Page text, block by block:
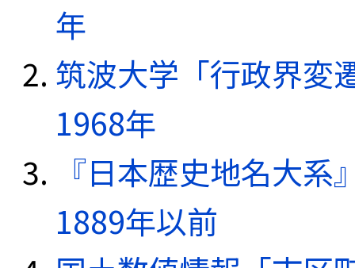
年
筑波大学「行政界変
1968年
『日本歴史地名大
1889年以前